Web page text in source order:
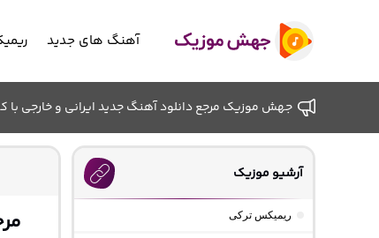
آهنگ های جدید
جهش موزیک مرجع دانلود آهنگ جدید ایرانی و خارجی با
آرشیو موزیک
ریمیکس ترکی